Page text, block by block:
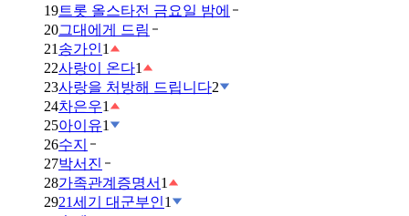
19트롯 올스타전 금요일 밤에
20그대에게 드림
21 송가인1
22사랑이 온다1
23사랑을 처방해 드립니다2
24차은우1
25아이유1
26수지
27박서진
28가족관계증명서 1
2921세기 대군부인1